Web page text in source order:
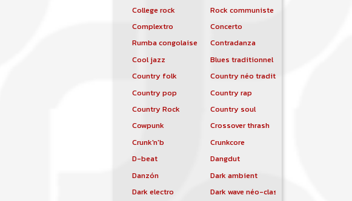
College rock
Rock communiste
Complextro
Concerto
Rumba congolaise
Contradanza
Cool jazz
Blues traditionnel
Country folk
Country néo traditionnelle
Country pop
Country rap
Country Rock
Country soul
Cowpunk
Crossover thrash
Crunk'n'b
Crunkcore
D-beat
Dangdut
Danzón
Dark ambient
Dark electro
Dark wave néo-classique